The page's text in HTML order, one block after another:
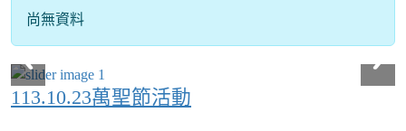
尚無資料
113.10.23萬聖節活動